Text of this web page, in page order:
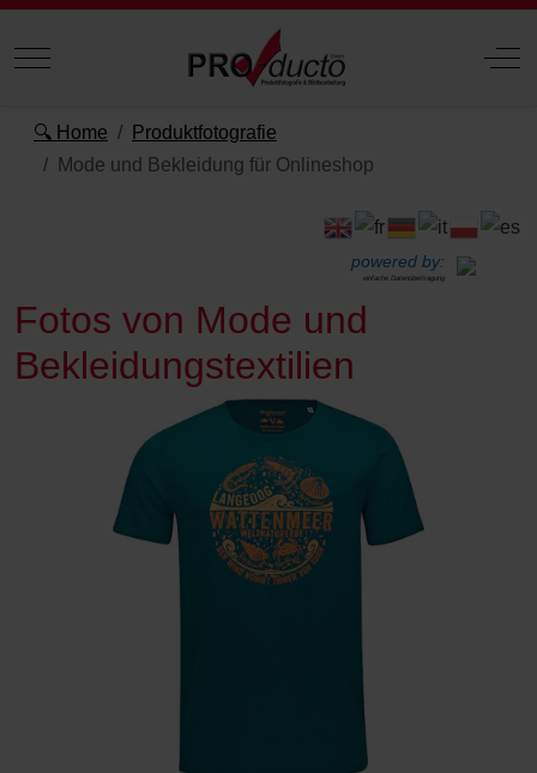
Mobile Menu Toggle Off-
🔍 Home
Produktfotografie
Mode und Bekleidung für Onlineshop
powered by:
einfache Datenübertragung
Fotos von Mode und
Bekleidungstextilien